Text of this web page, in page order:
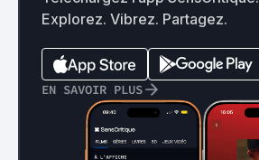
Explorez. Vibrez. Partagez.
EN SAVOIR PLUS